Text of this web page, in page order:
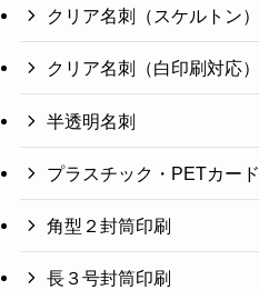
クリア名刺（スケルトン）
クリア名刺（白印刷対応）
半透明名刺
プラスチック・PETカード
角型２封筒印刷
長３号封筒印刷